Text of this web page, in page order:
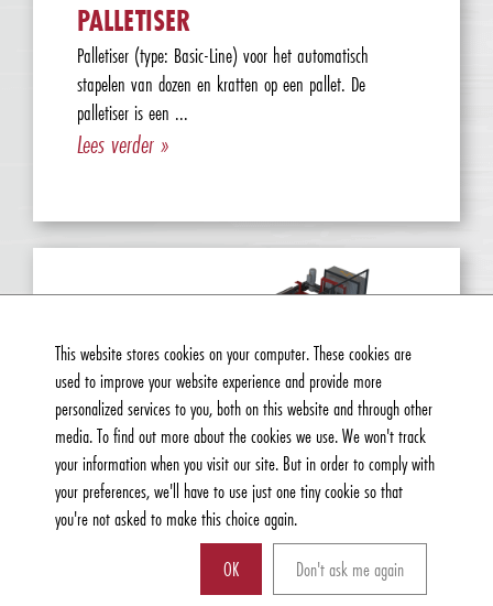
PALLETISER
Palletiser (type: Basic-Line) voor het automatisch
stapelen van dozen en kratten op een pallet. De
palletiser is een ...
Lees verder »
Kunnen wij u ergens mee helpen?
This website stores cookies on your computer. These cookies are
used to improve your website experience and provide more
personalized services to you, both on this website and through other
media. To find out more about the cookies we use. We won't track
your information when you visit our site. But in order to comply with
your preferences, we'll have to use just one tiny cookie so that
you're not asked to make this choice again.
Don't ask me again
OK